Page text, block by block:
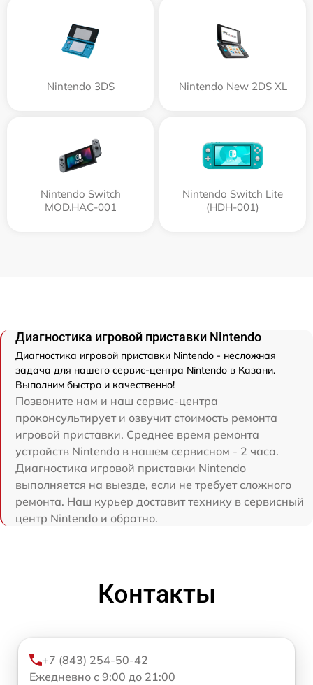
Nintendo 3DS Nintendo New 2DS XL
Nintendo Switch
MOD.HAC-001
Nintendo Switch Lite
(HDH-001)
Диагностика игровой приставки Nintendo
Диагностика игровой приставки Nintendo - несложная
задача для нашего сервис-центра Nintendo в Казани.
Выполним быстро и качественно!
Позвоните нам и наш сервис-центра
проконсультирует и озвучит стоимость ремонта
игровой приставки. Среднее время ремонта
устройств Nintendo в нашем сервисном - 2 часа.
Диагностика игровой приставки Nintendo
выполняется на выезде, если не требует сложного
ремонта. Наш курьер доставит технику в сервисный
центр Nintendo и обратно.
Контакты
+7 (843) 254-50-42
Ежедневно с 9:00 до 21:00